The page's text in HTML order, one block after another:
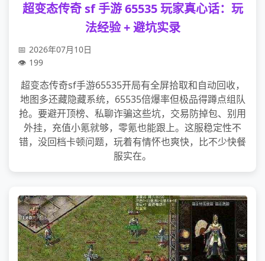
超变态传奇 sf 手游 65535 玩家真心话：玩
法经验 + 避坑实录
2026年07月10日
199
超变态传奇sf手游65535开局有全屏拾取和自动回收，
地图多还藏隐藏系统，65535倍爆率但极品得蹲点组队
抢。要避开顶榜、私聊诈骗这些坑，交易防掉包、别用
外挂，充值小氪就够，零氪也能跟上。这服稳定性不
错，没回档卡顿问题，玩着有情怀也爽快，比不少快餐
服实在。